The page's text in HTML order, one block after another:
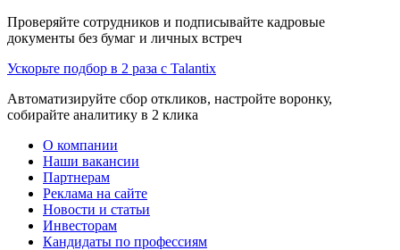
Проверяйте сотрудников и подписывайте кадровые
документы без бумаг и личных встреч
Ускорьте подбор в 2 раза с Talantix
Автоматизируйте сбор откликов, настройте воронку,
собирайте аналитику в 2 клика
О компании
Наши вакансии
Партнерам
Реклама на сайте
Новости и статьи
Инвесторам
Кандидаты по профессиям